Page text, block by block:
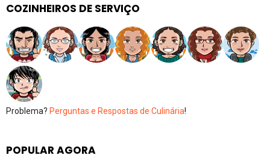
COZINHEIROS DE SERVIÇO
Problema? Perguntas e Respostas de Culinária!
POPULAR AGORA